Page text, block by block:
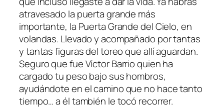
atravesado la puerta grande más
importante, la Puerta Grande del Cielo, en
volandas. Llevado y acompañado por tantas
y tantas figuras del toreo que allí aguardan.
Seguro que fue Víctor Barrio quien ha
cargado tu peso bajo sus hombros,
ayudándote en el camino que no hace tanto
tiempo… a él también le tocó recorrer.